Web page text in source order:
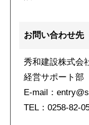
住宅施工事例
環境事業施工
会社案内
お問い合わせ先
秀和建設株式会
経営サポート
E-mail：
TEL：0258-82-